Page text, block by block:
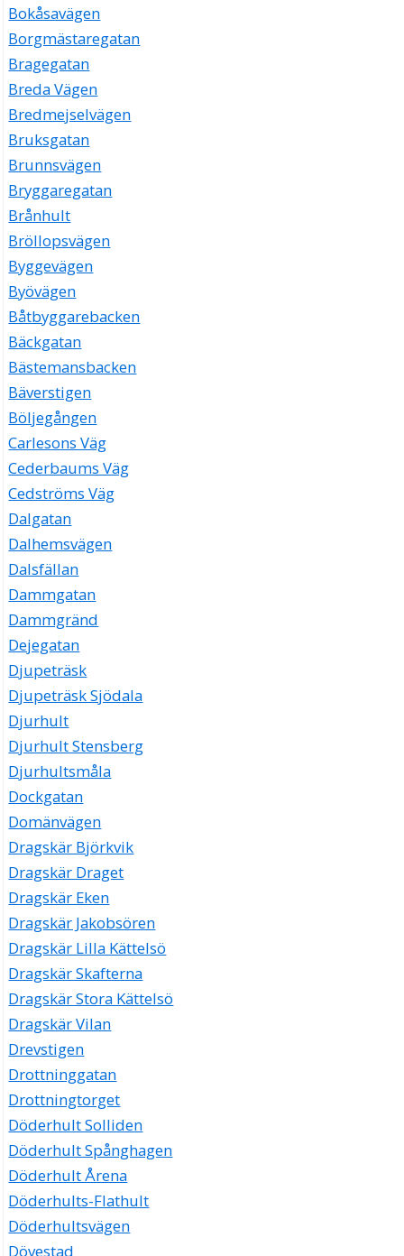
Bokåsavägen
Borgmästaregatan
Bragegatan
Breda Vägen
Bredmejselvägen
Bruksgatan
Brunnsvägen
Bryggaregatan
Brånhult
Bröllopsvägen
Byggevägen
Byövägen
Båtbyggarebacken
Bäckgatan
Bästemansbacken
Bäverstigen
Böljegången
Carlesons Väg
Cederbaums Väg
Cedströms Väg
Dalgatan
Dalhemsvägen
Dalsfällan
Dammgatan
Dammgränd
Dejegatan
Djupeträsk
Djupeträsk Sjödala
Djurhult
Djurhult Stensberg
Djurhultsmåla
Dockgatan
Domänvägen
Dragskär Björkvik
Dragskär Draget
Dragskär Eken
Dragskär Jakobsören
Dragskär Lilla Kättelsö
Dragskär Skafterna
Dragskär Stora Kättelsö
Dragskär Vilan
Drevstigen
Drottninggatan
Drottningtorget
Döderhult Solliden
Döderhult Spånghagen
Döderhult Årena
Döderhults-Flathult
Döderhultsvägen
Dövestad